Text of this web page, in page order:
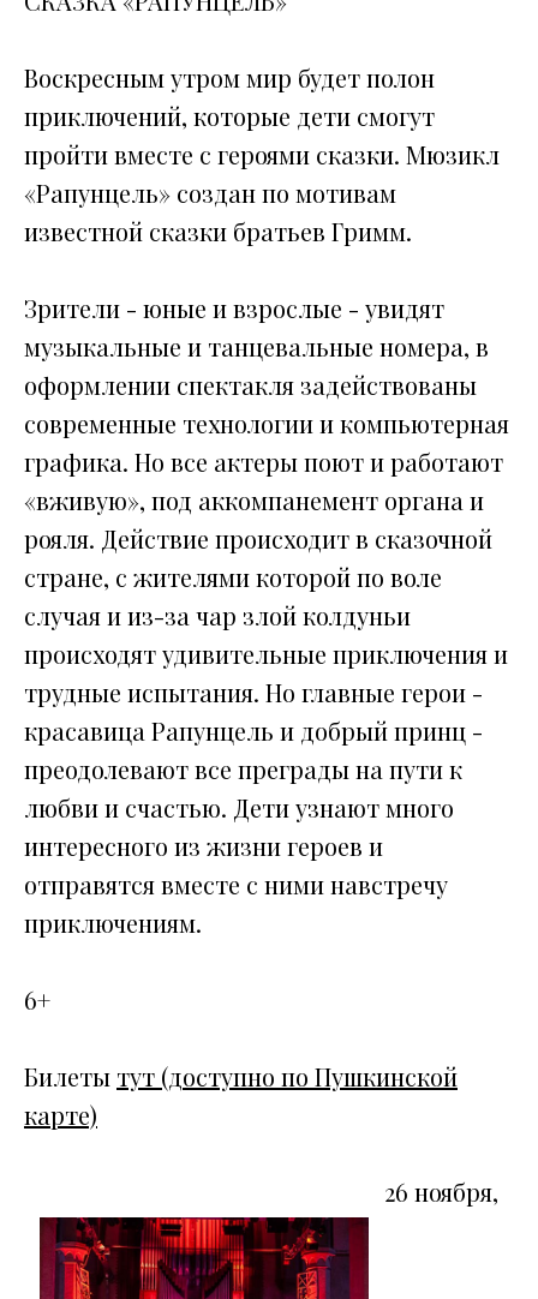
Воскресным утром мир будет полон
приключений, которые дети смогут
пройти вместе с героями сказки. Мюзикл
«Рапунцель» создан по мотивам
известной сказки братьев Гримм.
Зрители - юные и взрослые - увидят
музыкальные и танцевальные номера, в
оформлении спектакля задействованы
современные технологии и компьютерная
графика. Но все актеры поют и работают
«вживую», под аккомпанемент органа и
рояля. Действие происходит в сказочной
стране, с жителями которой по воле
случая и из-за чар злой колдуньи
происходят удивительные приключения и
трудные испытания. Но главные герои -
красавица Рапунцель и добрый принц -
преодолевают все преграды на пути к
любви и счастью. Дети узнают много
интересного из жизни героев и
отправятся вместе с ними навстречу
приключениям.
6+
Билеты тут (доступно по Пушкинской
карте)
26 ноября,